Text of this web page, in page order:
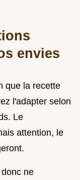
envies
que la recette
l'adapter selon
Le
attention, le
ne